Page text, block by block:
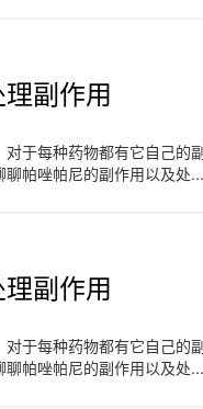
副作用
于每种药物都有它自己的
帕唑帕尼的副作用以及处
副作用
于每种药物都有它自己的
帕唑帕尼的副作用以及处